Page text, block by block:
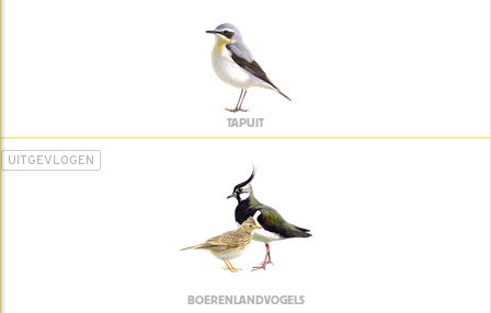
TAPUIT
UITGEVLOGEN
BOERENLANDVOGELS